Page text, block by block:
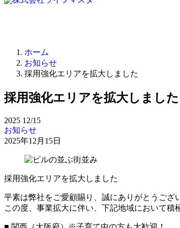
ホーム
お知らせ
採用強化エリアを拡大しました
採用強化エリアを拡大しました
2025 12/15
お知らせ
2025年12月15日
採用強化エリアを拡大しました
平素は弊社をご愛顧賜り、誠にありがとうござ
この度、事業拡大に伴い、下記地域において積